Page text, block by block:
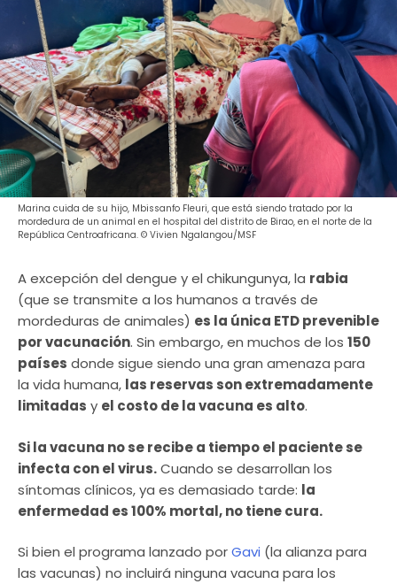
Marina cuida de su hijo, Mbissanfo Fleuri, que está siendo tratado por la
mordedura de un animal en el hospital del distrito de Birao, en el norte de la
República Centroafricana. © Vivien Ngalangou/MSF
A excepción del dengue y el chikungunya, la rabia
(que se transmite a los humanos a través de
mordeduras de animales) es la única ETD prevenible
por vacunación. Sin embargo, en muchos de los 150
países donde sigue siendo una gran amenaza para
la vida humana, las reservas son extremadamente
limitadas y el costo de la vacuna es alto.
Si la vacuna no se recibe a tiempo el paciente se
infecta con el virus.Cuando se desarrollan los
síntomas clínicos, ya es demasiado tarde: la
enfermedad es 100% mortal, no tiene cura.
Si bien el programa lanzado porGavi (la alianza para
las vacunas) no incluirá ninguna vacuna para los